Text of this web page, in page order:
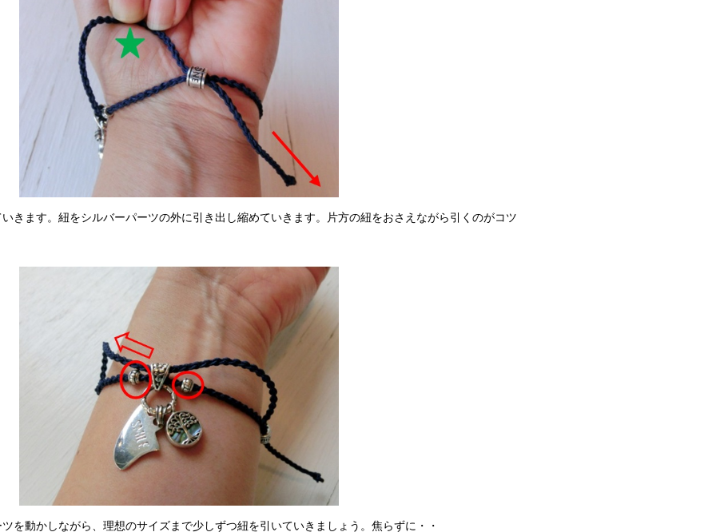
ます。紐をシルバーパーツの外に引き出し縮めていきます。片方の紐をおさえながら引くのがコツ
を動かしながら、理想のサイズまで少しずつ紐を引いていきましょう。焦らずに・・